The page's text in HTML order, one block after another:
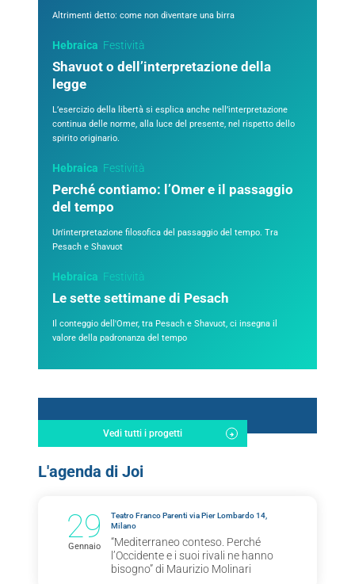
Altrimenti detto: come non diventare una birra
Hebraica Festività
Shavuot o dell’interpretazione della
legge
L’esercizio della libertà si esplica anche nell’interpretazione
continua delle norme, alla luce del presente, nel rispetto dello
spirito originario.
Hebraica Festività
Perché contiamo: l’Omer e il passaggio
del tempo
Un'interpretazione filosofica del passaggio del tempo. Tra
Pesach e Shavuot
Hebraica Festività
Le sette settimane di Pesach
Il conteggio dell'Omer, tra Pesach e Shavuot, ci insegna il
valore della padronanza del tempo
Vedi tutti i progetti
L'agenda di Joi
29
Gennaio
Teatro Franco Parenti via Pier Lombardo 14,
Milano
“Mediterraneo conteso. Perché
l’Occidente e i suoi rivali ne hanno
bisogno” di Maurizio Molinari